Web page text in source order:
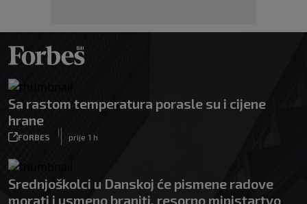
Sa rastom temperatura porasle su i cijene
hrane
FORBES
|
prije 1 h
Srednjoškolci u Danskoj će pismene radove
morati i usmeno braniti, resorno ministartvo